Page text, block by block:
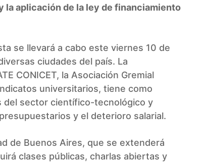
la aplicación de la ley de financiamiento
se llevará a cabo este viernes 10 de
ciudades del país. La
CONICET, la Asociación Gremial
universitarios, tiene como
del sector científico-tecnológico y
y el deterioro salarial.
de Buenos Aires, que se extenderá
clases públicas, charlas abiertas y